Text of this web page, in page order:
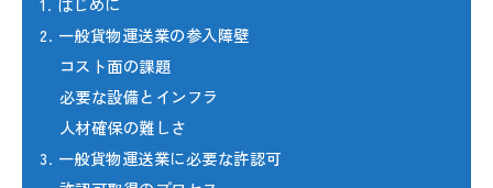
2. 一般貨物運送業の参入障壁
コスト面の課題
必要な設備とインフラ
人材確保の難しさ
3. 一般貨物運送業に必要な許認可